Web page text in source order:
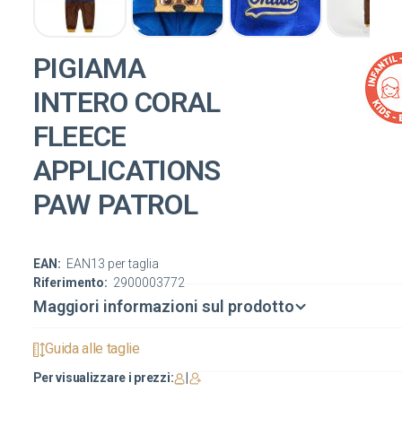
PIGIAMA
INTERO CORAL
FLEECE
APPLICATIONS
PAW PATROL
Riferimento: 2900003772
EAN: EAN13 per taglia
Maggiori informazioni sul prodotto
Guida alle taglie
Per visualizzare i prezzi: